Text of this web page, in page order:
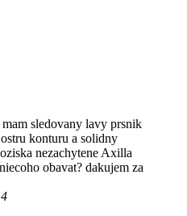
sledovany lavy prsnik
konturu a solidny
nezachytene Axilla
obavat? dakujem za